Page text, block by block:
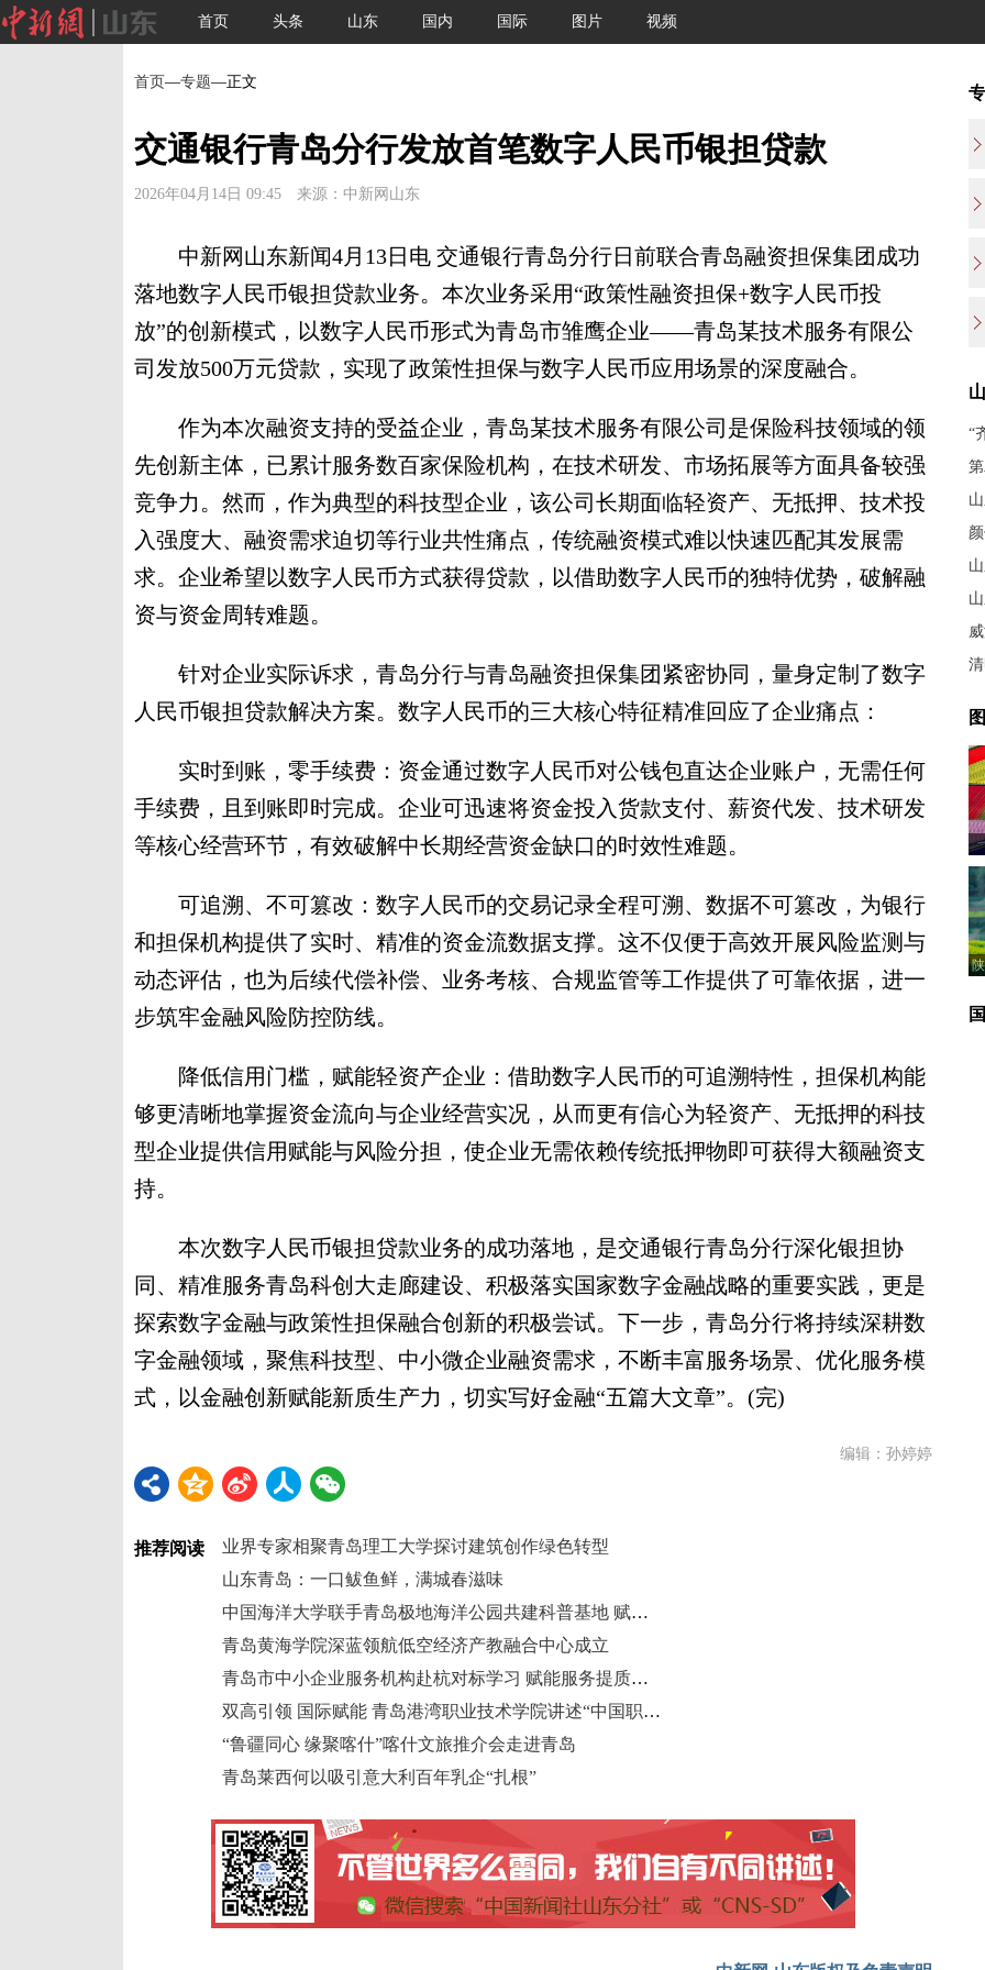
首页 头条 山东 国内 国际 图片 视频
首页—专题—正文
交通银行青岛分行发放首笔数字人民币银担贷款
2026年04月14日 09:45 来源：中新网山东
中新网山东新闻4月13日电 交通银行青岛分行日前联合青岛融资担保集团成功
落地数字人民币银担贷款业务。本次业务采用“政策性融资担保+数字人民币投
放”的创新模式，以数字人民币形式为青岛市雏鹰企业——青岛某技术服务有限公
司发放500万元贷款，实现了政策性担保与数字人民币应用场景的深度融合。
作为本次融资支持的受益企业，青岛某技术服务有限公司是保险科技领域的领
先创新主体，已累计服务数百家保险机构，在技术研发、市场拓展等方面具备较强
竞争力。然而，作为典型的科技型企业，该公司长期面临轻资产、无抵押、技术投
入强度大、融资需求迫切等行业共性痛点，传统融资模式难以快速匹配其发展需
求。企业希望以数字人民币方式获得贷款，以借助数字人民币的独特优势，破解融
资与资金周转难题。
针对企业实际诉求，青岛分行与青岛融资担保集团紧密协同，量身定制了数字
人民币银担贷款解决方案。数字人民币的三大核心特征精准回应了企业痛点：
实时到账，零手续费：资金通过数字人民币对公钱包直达企业账户，无需任何
手续费，且到账即时完成。企业可迅速将资金投入货款支付、薪资代发、技术研发
等核心经营环节，有效破解中长期经营资金缺口的时效性难题。
可追溯、不可篡改：数字人民币的交易记录全程可溯、数据不可篡改，为银行
和担保机构提供了实时、精准的资金流数据支撑。这不仅便于高效开展风险监测与
动态评估，也为后续代偿补偿、业务考核、合规监管等工作提供了可靠依据，进一
步筑牢金融风险防控防线。
降低信用门槛，赋能轻资产企业：借助数字人民币的可追溯特性，担保机构能
够更清晰地掌握资金流向与企业经营实况，从而更有信心为轻资产、无抵押的科技
型企业提供信用赋能与风险分担，使企业无需依赖传统抵押物即可获得大额融资支
持。
本次数字人民币银担贷款业务的成功落地，是交通银行青岛分行深化银担协
同、精准服务青岛科创大走廊建设、积极落实国家数字金融战略的重要实践，更是
探索数字金融与政策性担保融合创新的积极尝试。下一步，青岛分行将持续深耕数
字金融领域，聚焦科技型、中小微企业融资需求，不断丰富服务场景、优化服务模
式，以金融创新赋能新质生产力，切实写好金融“五篇大文章”。(完)
编辑：孙婷婷
推荐阅读
业界专家相聚青岛理工大学探讨建筑创作绿色转型
山东青岛：一口鲅鱼鲜，满城春滋味
中国海洋大学联手青岛极地海洋公园共建科普基地 赋能海洋公益科普
青岛黄海学院深蓝领航低空经济产教融合中心成立
青岛市中小企业服务机构赴杭对标学习 赋能服务提质增效
双高引领 国际赋能 青岛港湾职业技术学院讲述“中国职教故事”
“鲁疆同心 缘聚喀什”喀什文旅推介会走进青岛
青岛莱西何以吸引意大利百年乳企“扎根”